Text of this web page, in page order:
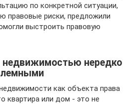
по конкретной ситуации,
правовые риски, предложили
выстроить правовую
недвижимостью нередко
как объекта права
квартира или дом - это не